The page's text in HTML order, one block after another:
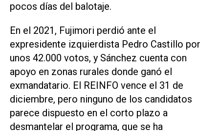
pocos días del balotaje.
En el 2021, Fujimori perdió ante el
expresidente izquierdista Pedro Castillo por
unos 42.000 votos, y Sánchez cuenta con
apoyo en zonas rurales donde ganó el
exmandatario. El ​REINFO vence el 31 de
diciembre, pero ninguno de ⁠los candidatos
parece dispuesto en el corto plazo a
desmantelar el programa, que se ha